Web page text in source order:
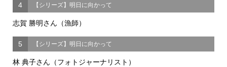
4 【シリーズ】明日に向かって
志賀 勝明さん（漁師）
5 【シリーズ】明日に向かって
林 典子さん（フォトジャーナリスト）